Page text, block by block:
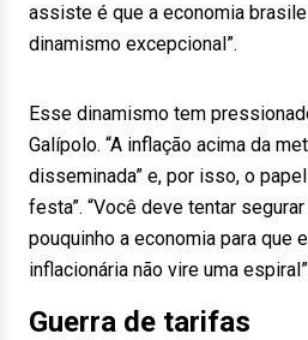
assiste é que a economia
dinamismo excepcional”.
Esse dinamismo tem
Galípolo. “A inflação acima da
disseminada” e, por isso, o
festa”. “Você deve tentar
pouquinho a economia para que
inflacionária não vire uma
Guerra de tarifas